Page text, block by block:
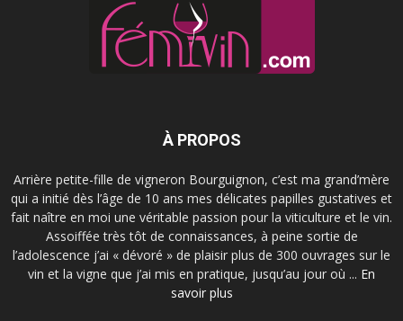
À PROPOS
Arrière petite-fille de vigneron Bourguignon, c’est ma grand’mère
qui a initié dès l’âge de 10 ans mes délicates papilles gustatives et
fait naître en moi une véritable passion pour la viticulture et le vin.
Assoiffée très tôt de connaissances, à peine sortie de
l’adolescence j’ai « dévoré » de plaisir plus de 300 ouvrages sur le
vin et la vigne que j’ai mis en pratique, jusqu’au jour où ... En
savoir plus